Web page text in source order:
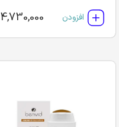
افزودن 4,730,000